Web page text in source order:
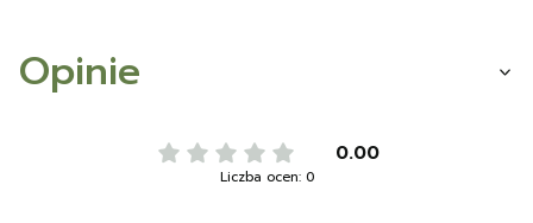
Opinie
0.00
Liczba ocen: 0